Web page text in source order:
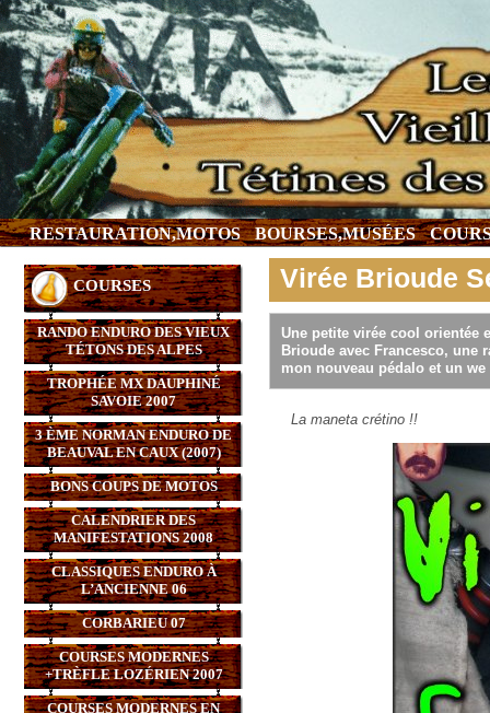
RESTAURATION,MOTOS BOURSES,MUSÉES
COURSES
RANDO ENDURO DES VIEUX
TÉTONS DES ALPES
TROPHÉE MX DAUPHINÉ
SAVOIE 2007
3 ÈME NORMAN ENDURO DE
BEAUVAL EN CAUX (2007)
BONS COUPS DE MOTOS
CALENDRIER DES
MANIFESTATIONS 2008
CLASSIQUES ENDURO À
L’ANCIENNE 06
CORBARIEU 07
COURSES MODERNES
+TRÈFLE LOZÉRIEN 2007
COURSES MODERNES EN
Virée Brioude
Une petite virée cool orientée
Brioude avec Francesco, une
mon nouveau pédalo et un
La maneta crétino !!